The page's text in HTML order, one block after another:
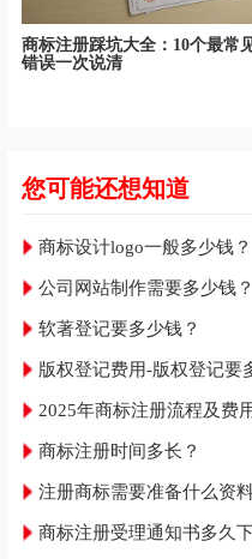
商标注册踩坑大全：10个最常
错误一次说清
您可能还想知道
商标设计logo一般多少钱？
公司网站制作需要多少钱？
软著登记要多少钱？
版权登记费用-版权登记要
2025年商标注册流程及费
商标注册时间多长？
注册商标需要准备什么资
商标注册受理通知书多久